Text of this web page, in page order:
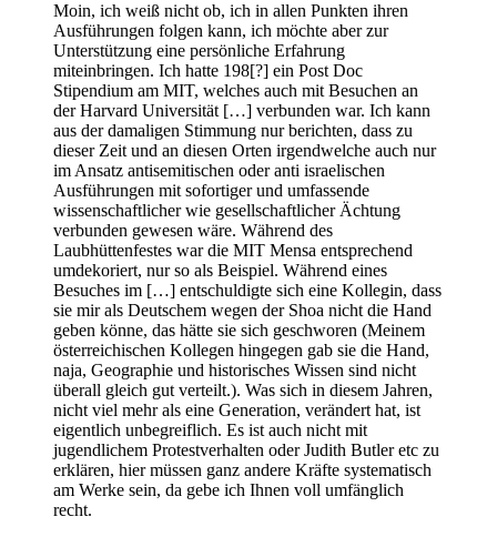
Moin, ich weiß nicht ob, ich in allen Punkten ihren
Ausführungen folgen kann, ich möchte aber zur
Unterstützung eine persönliche Erfahrung
miteinbringen. Ich hatte 198[?] ein Post Doc
Stipendium am MIT, welches auch mit Besuchen an
der Harvard Universität […] verbunden war. Ich kann
aus der damaligen Stimmung nur berichten, dass zu
dieser Zeit und an diesen Orten irgendwelche auch nur
im Ansatz antisemitischen oder anti israelischen
Ausführungen mit sofortiger und umfassende
wissenschaftlicher wie gesellschaftlicher Ächtung
verbunden gewesen wäre. Während des
Laubhüttenfestes war die MIT Mensa entsprechend
umdekoriert, nur so als Beispiel. Während eines
Besuches im […] entschuldigte sich eine Kollegin, dass
sie mir als Deutschem wegen der Shoa nicht die Hand
geben könne, das hätte sie sich geschworen (Meinem
österreichischen Kollegen hingegen gab sie die Hand,
naja, Geographie und historisches Wissen sind nicht
überall gleich gut verteilt.). Was sich in diesem Jahren,
nicht viel mehr als eine Generation, verändert hat, ist
eigentlich unbegreiflich. Es ist auch nicht mit
jugendlichem Protestverhalten oder Judith Butler etc zu
erklären, hier müssen ganz andere Kräfte systematisch
am Werke sein, da gebe ich Ihnen voll umfänglich
recht.